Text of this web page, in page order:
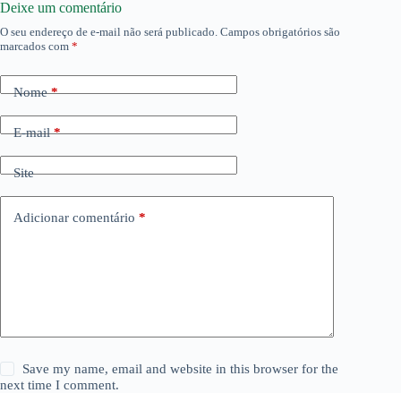
Deixe um comentário
O seu endereço de e-mail não será publicado. Campos obrigatórios são
marcados com *
Nome*
E-mail*
Site
Adicionar comentário *
Save my name, email and website in this browser for the
next time I comment.